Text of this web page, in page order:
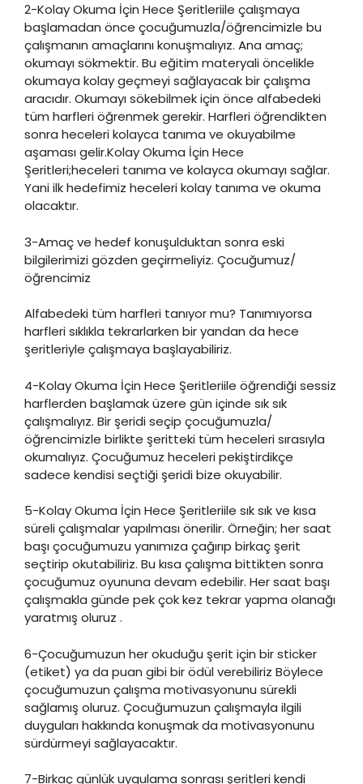
2-Kolay Okuma İçin Hece Şeritleriile çalışmaya
başlamadan önce çocuğumuzla/öğrencimizle bu
çalışmanın amaçlarını konuşmalıyız. Ana amaç;
okumayı sökmektir. Bu eğitim materyali öncelikle
okumaya kolay geçmeyi sağlayacak bir çalışma
aracıdır. Okumayı sökebilmek için önce alfabedeki
tüm harfleri öğrenmek gerekir. Harfleri öğrendikten
sonra heceleri kolayca tanıma ve okuyabilme
aşaması gelir.Kolay Okuma İçin Hece
Şeritleri;heceleri tanıma ve kolayca okumayı sağlar.
Yani ilk hedefimiz heceleri kolay tanıma ve okuma
olacaktır.
3-Amaç ve hedef konuşulduktan sonra eski
bilgilerimizi gözden geçirmeliyiz. Çocuğumuz/
öğrencimiz
Alfabedeki tüm harfleri tanıyor mu? Tanımıyorsa
harfleri sıklıkla tekrarlarken bir yandan da hece
şeritleriyle çalışmaya başlayabiliriz.
4-Kolay Okuma İçin Hece Şeritleriile öğrendiği sessiz
harflerden başlamak üzere gün içinde sık sık
çalışmalıyız. Bir şeridi seçip çocuğumuzla/
öğrencimizle birlikte şeritteki tüm heceleri sırasıyla
okumalıyız. Çocuğumuz heceleri pekiştirdikçe
sadece kendisi seçtiği şeridi bize okuyabilir.
5-Kolay Okuma İçin Hece Şeritleriile sık sık ve kısa
süreli çalışmalar yapılması önerilir. Örneğin; her saat
başı çocuğumuzu yanımıza çağırıp birkaç şerit
seçtirip okutabiliriz. Bu kısa çalışma bittikten sonra
çocuğumuz oyununa devam edebilir. Her saat başı
çalışmakla günde pek çok kez tekrar yapma olanağı
yaratmış oluruz .
6-Çocuğumuzun her okuduğu şerit için bir sticker
(etiket) ya da puan gibi bir ödül verebiliriz Böylece
çocuğumuzun çalışma motivasyonunu sürekli
sağlamış oluruz. Çocuğumuzun çalışmayla ilgili
duyguları hakkında konuşmak da motivasyonunu
sürdürmeyi sağlayacaktır.
7-Birkaç günlük uygulama sonrası şeritleri kendi